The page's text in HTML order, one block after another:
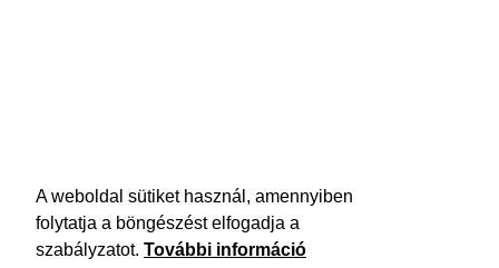
A weboldal sütiket használ, amennyiben
folytatja a böngészést elfogadja a
szabályzatot. További információ